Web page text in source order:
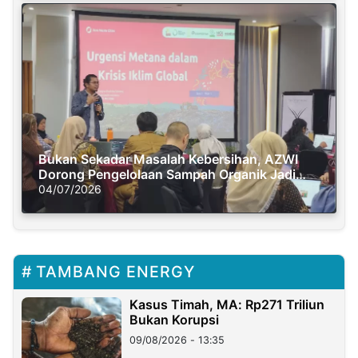
Bukan Sekadar Masalah Kebersihan, AZWI
Dorong Pengelolaan Sampah Organik Jadi
Solusi Krisis Iklim
04/07/2026
TAMBANG ENERGY
Kasus Timah, MA: Rp271 Triliun
Bukan Korupsi
09/08/2026 - 13:35